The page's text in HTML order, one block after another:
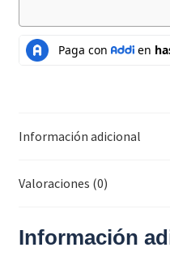
Información adicional
Valoraciones (0)
Información